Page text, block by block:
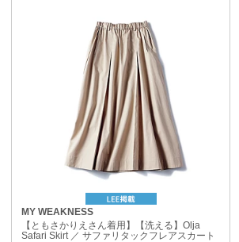
MY WEAKNESS
【ともさかりえさん着用】【洗える】Olja
Safari Skirt ／ サファリタックフレアスカート